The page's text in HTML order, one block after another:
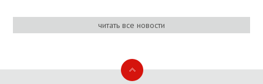
читать все новости